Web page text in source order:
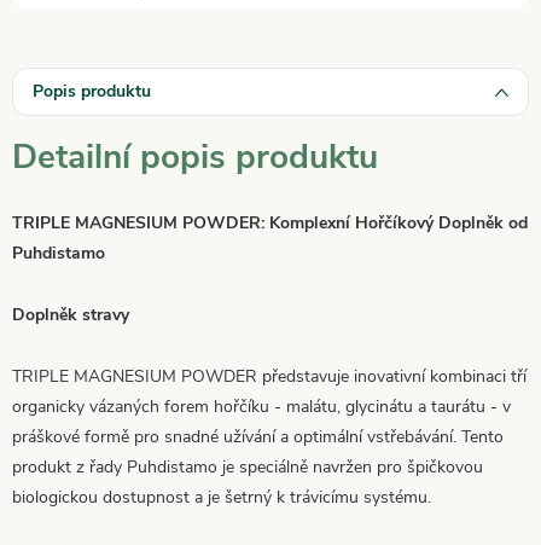
Popis produktu
Detailní popis produktu
TRIPLE MAGNESIUM POWDER: Komplexní Hořčíkový Doplněk od
Puhdistamo
Doplněk stravy
TRIPLE MAGNESIUM POWDER představuje inovativní kombinaci tří
organicky vázaných forem hořčíku - malátu, glycinátu a taurátu - v
práškové formě pro snadné užívání a optimální vstřebávání. Tento
produkt z řady Puhdistamo je speciálně navržen pro špičkovou
biologickou dostupnost a je šetrný k trávicímu systému.